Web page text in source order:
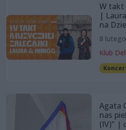
W takt
|
na
8
Klub
Agata
nas
(IV)" |